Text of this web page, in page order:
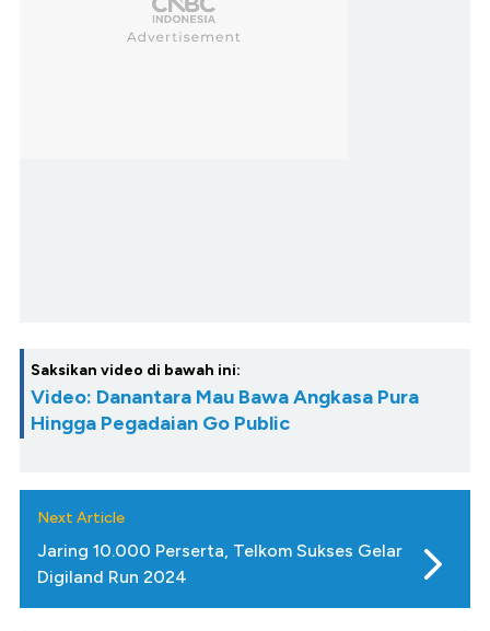
Saksikan video di bawah ini:
Video: Danantara Mau Bawa Angkasa Pura
Hingga Pegadaian Go Public
Next Article
Jaring 10.000 Perserta, Telkom Sukses Gelar
Digiland Run 2024